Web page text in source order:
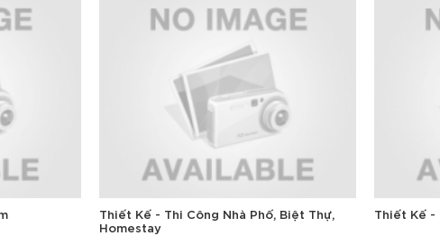
Thiết Kế - Thi Công Nhà Phố, Biệt Thự,
Homestay
Thiết Kế -